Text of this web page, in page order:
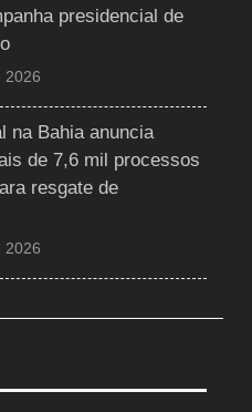
presidencial de
2026
na Bahia anuncia
de 7,6 mil processos
resgate de
2026